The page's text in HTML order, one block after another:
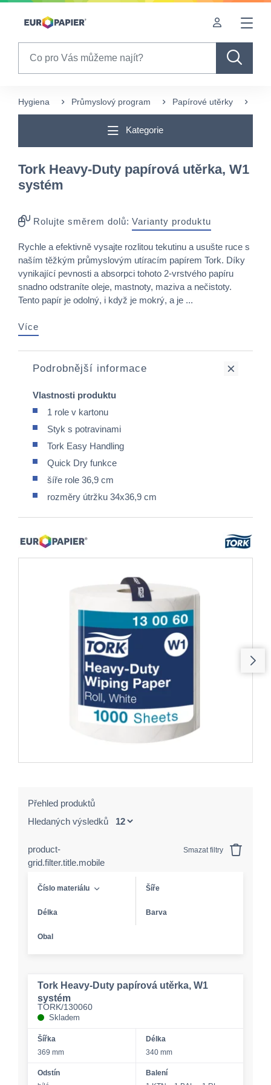
Table Of Content
Pro Vás zajímavé produkty
Hygiena Průmyslový program Papírové utěrky
Kategorie
Tork Heavy-Duty papírová utěrka, W1
systém
Rolujte směrem dolů: Varianty produktu
Rychle a efektivně vysajte rozlitou tekutinu a usušte ruce s
naším těžkým průmyslovým utíracím papírem Tork. Díky
vynikající pevnosti a absorpci tohoto 2-vrstvého papíru
snadno odstraníte oleje, mastnoty, maziva a nečistoty.
Tento papír je odolný, i když je mokrý, a je ...
Více
Podrobnější informace
Vlastnosti produktu
1 role v kartonu
Styk s potravinami
Tork Easy Handling
Quick Dry funkce
šíře role 36,9 cm
rozměry útržku 34x36,9 cm
Přehled produktů
Hledaných výsledků
product-
grid.filter.title.mobile
Smazat filtry
Číslo materiálu Šíře
Délka Barva
Obal
Tork Heavy-Duty papírová utěrka, W1
systém
TORK/130060
Skladem
Šířka
369 mm
Délka
340 mm
Odstín
Balení